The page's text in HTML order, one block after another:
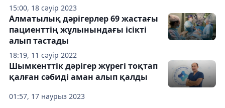
15:00, 18 сәуір 2023
18:19, 11 сәуір 2022
Алматылық дәрігерлер 69 жастағы
пациенттің жұлынындағы ісікті
алып тастады
01:57, 17 наурыз 2023
Шымкенттік дәрігер жүрегі тоқтап
қалған сәбиді аман алып қалды